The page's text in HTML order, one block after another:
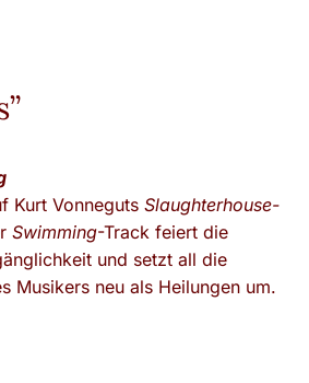
Kurt Vonneguts Slaughterhouse-
Swimming-Track feiert die
und setzt all die
Musikers neu als Heilungen um.